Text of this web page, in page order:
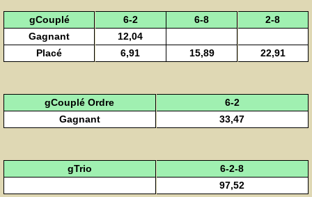
gCouplé 6-2 6-8
2-8
Gagnant
12,04
Placé
6,91 15,89 22,91
gCouplé Ordre
6-2
Gagnant
33,47
gTrio
6-2-8
97,52